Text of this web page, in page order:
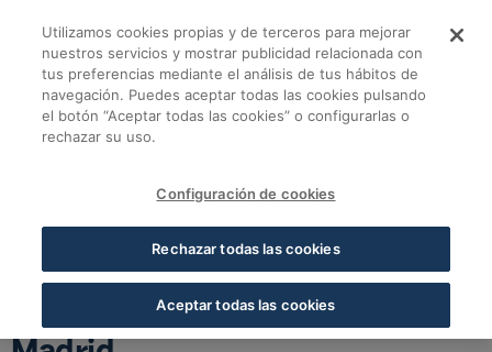
Eduardo Pastor
Volver a todas las noticias
Eduardo Pastor recibe a
Florencia Davel, presidenta de
GSK, en la sede de Cofares en
Utilizamos cookies propias y de terceros para mejorar
nuestros servicios y mostrar publicidad relacionada con
tus preferencias mediante el análisis de tus hábitos de
navegación. Puedes aceptar todas las cookies pulsando
el botón “Aceptar todas las cookies” o configurarlas o
rechazar su uso.
Configuración de cookies
Rechazar todas las cookies
Aceptar todas las cookies